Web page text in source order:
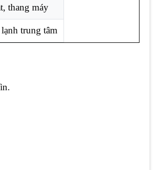
thang máy
trung tâm